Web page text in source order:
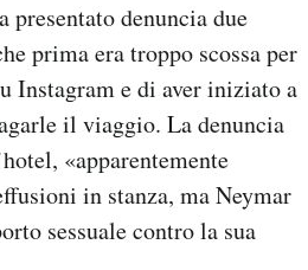
presentato denuncia due
prima era troppo scossa per
Instagram e di aver iniziato a
il viaggio. La denuncia
«apparentemente
in stanza, ma Neymar
sessuale contro la sua